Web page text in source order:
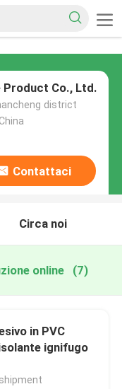
Product Co., Ltd.
district
Contattaci
Circa noi
online (7)
in PVC
ignifugo